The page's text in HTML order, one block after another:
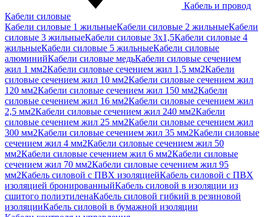
Кабель и провод
Кабели силовые
Кабели силовые 1 жильныеКабели силовые 2 жильныеКабели
силовые 3 жильныеКабели силовые 3х1,5Кабели силовые 4
жильныеКабели силовые 5 жильныеКабели силовые
алюминийКабели силовые медьКабели силовые сечением
жил 1 мм2Кабели силовые сечением жил 1,5 мм2Кабели
силовые сечением жил 10 мм2Кабели силовые сечением жил
120 мм2Кабели силовые сечением жил 150 мм2Кабели
силовые сечением жил 16 мм2Кабели силовые сечением жил
2,5 мм2Кабели силовые сечением жил 240 мм2Кабели
силовые сечением жил 25 мм2Кабели силовые сечением жил
300 мм2Кабели силовые сечением жил 35 мм2Кабели силовые
сечением жил 4 мм2Кабели силовые сечением жил 50
мм2Кабели силовые сечением жил 6 мм2Кабели силовые
сечением жил 70 мм2Кабели силовые сечением жил 95
мм2Кабель силовой с ПВХ изоляциейКабель силовой с ПВХ
изоляцией бронированныйКабель силовой в изоляции из
сшитого полиэтиленаКабель силовой гибкий в резиновой
изоляцииКабель силовой в бумажной изоляции